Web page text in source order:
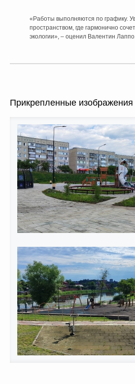
«Работы выполняются по графику.
пространством, где гармонично
экологии», – оценил Валентин
Прикрепленные изображения